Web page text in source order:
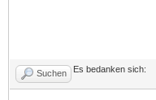
Suchen Es bedanken sich: